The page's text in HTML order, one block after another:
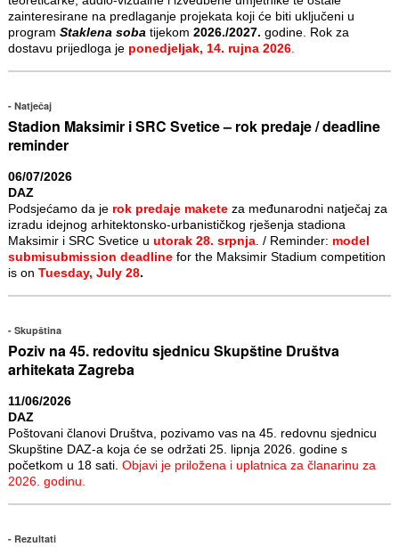
zainteresirane na predlaganje projekata koji će biti uključeni u
program Staklena soba tijekom 2026./2027. godine. Rok za
dostavu prijedloga je ponedjeljak, 14. rujna 2026.
Natječaj
Stadion Maksimir i SRC Svetice – rok predaje / deadline
reminder
06/07/2026
DAZ
Podsjećamo da je rok predaje maketeza međunarodni natječaj za
izradu idejnog arhitektonsko-urbanističkog rješenja stadiona
Maksimir i SRC Svetice u utorak 28. srpnja. / Reminder: model
submisubmission deadlinefor the Maksimir Stadium competition
is on Tuesday, July 28.
Skupština
Poziv na 45. redovitu sjednicu Skupštine Društva
arhitekata Zagreba
11/06/2026
DAZ
Poštovani članovi Društva, pozivamo vas na 45. redovnu sjednicu
Skupštine DAZ-a koja će se održati 25. lipnja 2026. godine s
početkom u 18 sati. Objavi je priložena i uplatnica za članarinu za
2026. godinu.
Rezultati